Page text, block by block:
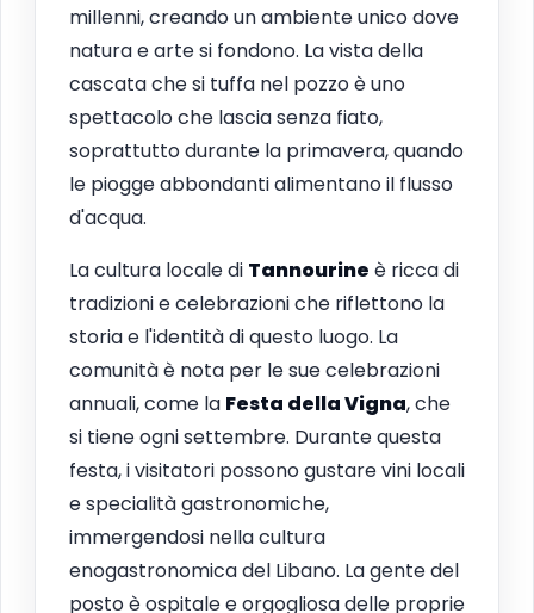
millenni, creando un ambiente unico dove
natura e arte si fondono. La vista della
cascata che si tuffa nel pozzo è uno
spettacolo che lascia senza fiato,
soprattutto durante la primavera, quando
le piogge abbondanti alimentano il flusso
d'acqua.
La cultura locale di Tannourine è ricca di
tradizioni e celebrazioni che riflettono la
storia e l'identità di questo luogo. La
comunità è nota per le sue celebrazioni
annuali, come la Festa della Vigna, che
si tiene ogni settembre. Durante questa
festa, i visitatori possono gustare vini locali
e specialità gastronomiche,
immergendosi nella cultura
enogastronomica del Libano. La gente del
posto è ospitale e orgogliosa delle proprie